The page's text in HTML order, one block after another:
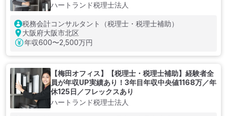
ハートランド税理士法人
税務会計コンサルタント（税理士・税理士補助）
大阪府大阪市北区
年収600〜2,500万円
【梅田オフィス】【税理士・税理士補助】経験者全
員が年収UP実績あり！3年目年収中央値1168万／年
休125日／フレックスあり
ハートランド税理士法人